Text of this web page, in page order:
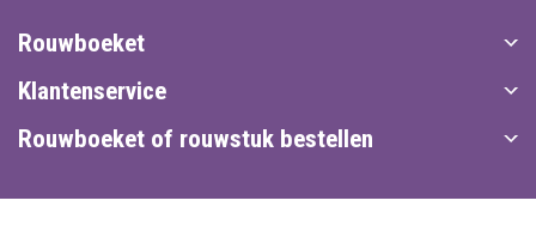
Rouwboeket
Klantenservice
Rouwboeket of rouwstuk bestellen